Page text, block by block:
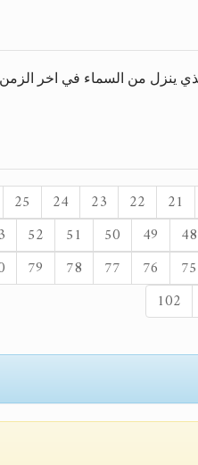
ينزل من السماء في اخر
21
22
23
24
25
48
49
50
51
52
75
76
77
78
79
102